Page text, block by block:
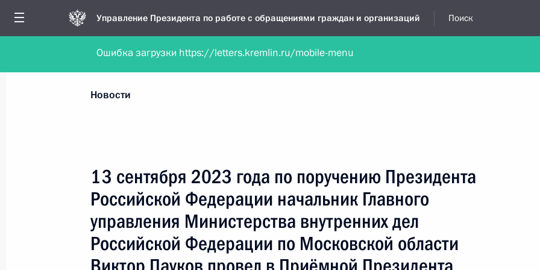
Управление Президента по работе с обращениями граждан и организаций Поиск
Обратиться в форме электронного документа Обратиться в устной форме
Все новости
Все руководители, регионы, города и темы
Новости
13 сентября 2023 года по поручению Президента
Российской Федерации начальник Главного
управления Министерства внутренних дел
Российской Федерации по Московской области
Ошибка загрузки https://letters.kremlin.ru/mobile-menu